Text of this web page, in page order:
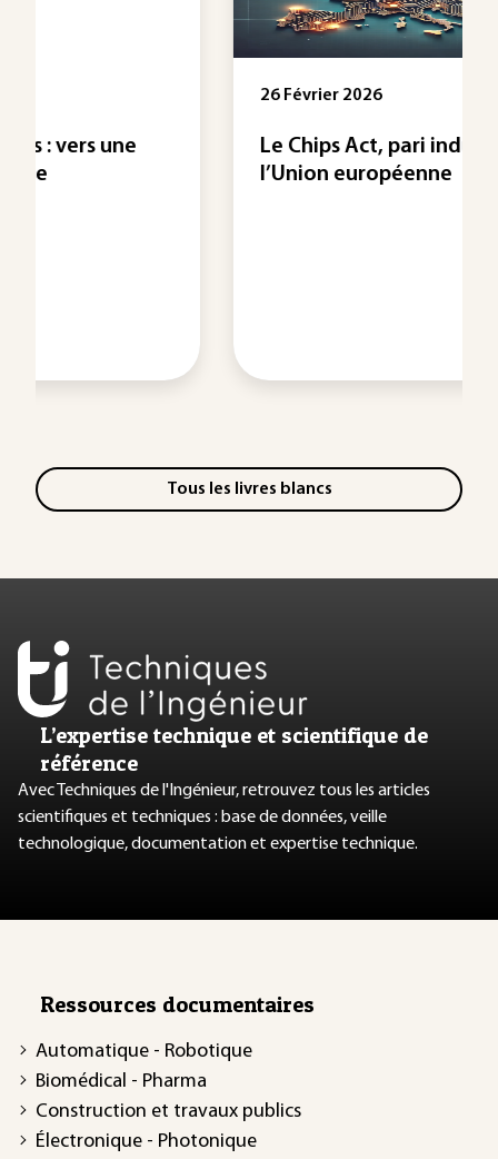
Le Chips Act, pari industriel de
l’Union européenne
Tous les livres blancs
L’expertise technique et scientifique de
référence
Avec Techniques de l'Ingénieur, retrouvez tous les articles
scientifiques et techniques : base de données, veille
technologique, documentation et expertise technique.
Ressources documentaires
Automatique - Robotique
Biomédical - Pharma
Construction et travaux publics
Électronique - Photonique